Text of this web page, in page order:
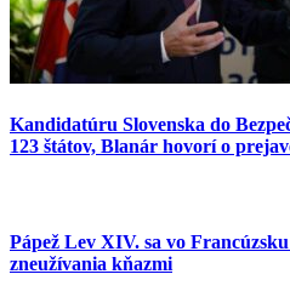
Kandidatúru Slovenska do
123 štátov, Blanár hovorí o
Pápež Lev XIV. sa vo
zneužívania kňazmi